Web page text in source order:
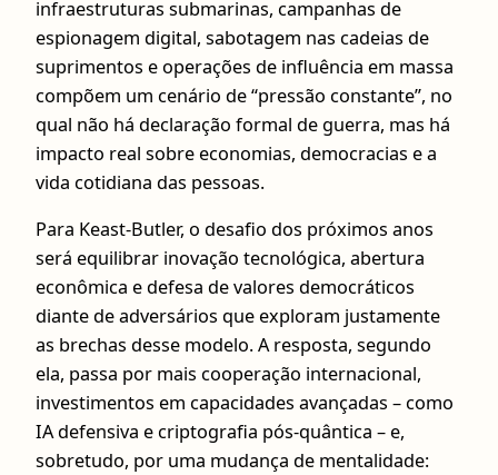
infraestruturas submarinas, campanhas de
espionagem digital, sabotagem nas cadeias de
suprimentos e operações de influência em massa
compõem um cenário de “pressão constante”, no
qual não há declaração formal de guerra, mas há
impacto real sobre economias, democracias e a
vida cotidiana das pessoas.
Para Keast-Butler, o desafio dos próximos anos
será equilibrar inovação tecnológica, abertura
econômica e defesa de valores democráticos
diante de adversários que exploram justamente
as brechas desse modelo. A resposta, segundo
ela, passa por mais cooperação internacional,
investimentos em capacidades avançadas – como
IA defensiva e criptografia pós-quântica – e,
sobretudo, por uma mudança de mentalidade: